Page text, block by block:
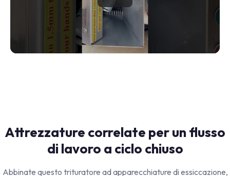
Attrezzature correlate per un flusso
di lavoro a ciclo chiuso
Abbinate questo trituratore ad apparecchiature di essiccazione,